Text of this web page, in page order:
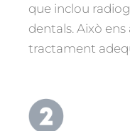
que inclou
dentals. Això
tractament